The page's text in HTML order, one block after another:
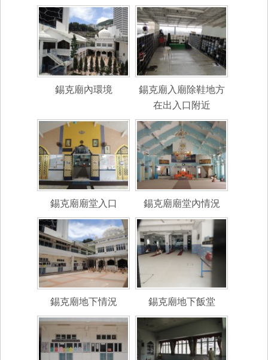
錫克廟內環境
錫克廟入廟除鞋地方
在出入口附近
錫克廟廟堂入口 錫克廟廟堂內情況
錫克廟地下情況 錫克廟地下飯堂